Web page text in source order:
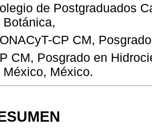
de Postgraduados
Botánica,
CP CM,
CM, Posgrado en
México, México.